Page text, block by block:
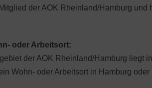
der AOK Rheinland/Hamburg und
oder Arbeitsort:
der AOK Rheinland/Hamburg liegt
Wohn- oder Arbeitsort in Hamburg